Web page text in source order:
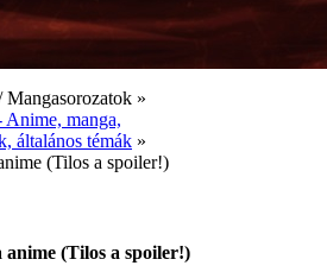
Mangasorozatok »
manga,
általános témák »
(Tilos a spoiler!)
(Tilos a spoiler!)